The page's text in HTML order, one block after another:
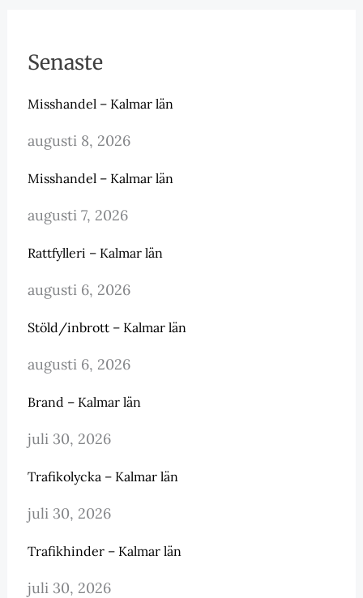
Senaste
Misshandel – Kalmar län
augusti 8, 2026
Misshandel – Kalmar län
augusti 7, 2026
Rattfylleri – Kalmar län
augusti 6, 2026
Stöld/inbrott – Kalmar län
augusti 6, 2026
Brand – Kalmar län
juli 30, 2026
Trafikolycka – Kalmar län
juli 30, 2026
Trafikhinder – Kalmar län
juli 30, 2026